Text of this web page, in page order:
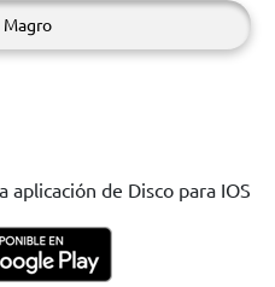
Magro
aplicación de Disco para IOS